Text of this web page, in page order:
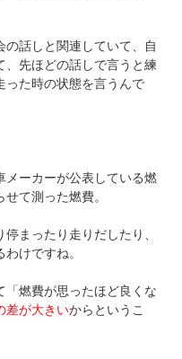
話しと関連していて、自
、先ほどの話しで言うと練
った時の状態を言うんで
メーカーが公表している燃
て測った燃費。
まったり走りだしたり、
けですね。
「燃費が思ったほど良くな
差が大きいからというこ